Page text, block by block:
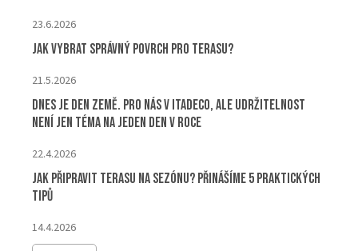
23.6.2026
Jak vybrat správný povrch pro terasu?
21.5.2026
Dnes je Den Země. Pro nás v ITADECO, ale udržitelnost
není jen téma na jeden den v roce
22.4.2026
Jak připravit terasu na sezónu? Přinášíme 5 praktických
tipů
14.4.2026